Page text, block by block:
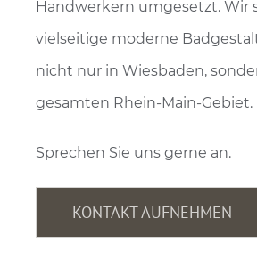
Handwerkern umgesetzt. Wir
vielseitige moderne
nicht nur in Wiesbaden,
gesamten Rhein-Main-Gebiet.
Sprechen Sie uns gerne an.
KONTAKT AUFNEHMEN